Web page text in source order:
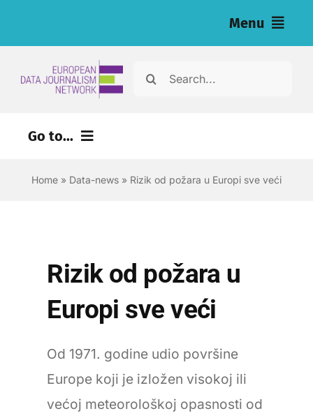
Menu
Izvori za novinare (eng)
Search
Go to...
Home » Data-news » Rizik od požara u Europi sve veći
Rizik od požara u
Europi sve veći
Od 1971. godine udio površine
Europe koji je izložen visokoj ili
većoj meteorološkoj opasnosti od